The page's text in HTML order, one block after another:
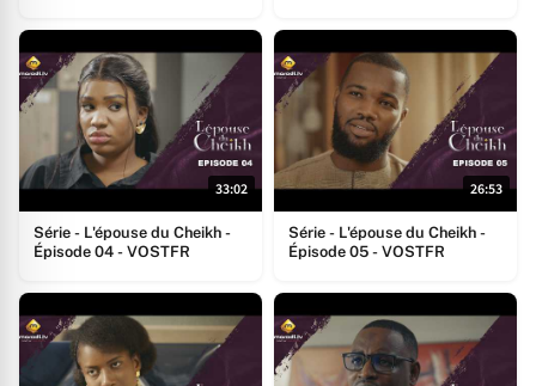
33:02
Série - L'épouse du Cheikh -
Épisode 04 - VOSTFR
26:53
Série - L'épouse du Cheikh -
Épisode 05 - VOSTFR